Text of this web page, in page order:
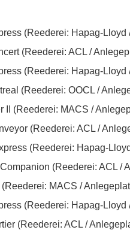
(Reederei: Hapag-Lloyd
(Reederei: ACL /
(Reederei: Hapag-
(Reederei: OOCL /
II (Reederei: MACS /
(Reederei: ACL /
(Reederei: Hapag-
(Reederei: ACL /
MACS /
(Reederei: Hapag-Lloyd
(Reederei: ACL /